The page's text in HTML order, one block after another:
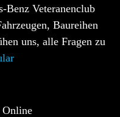
Benz Veteranenclub
Baureihen
uns, alle Fragen zu
Online